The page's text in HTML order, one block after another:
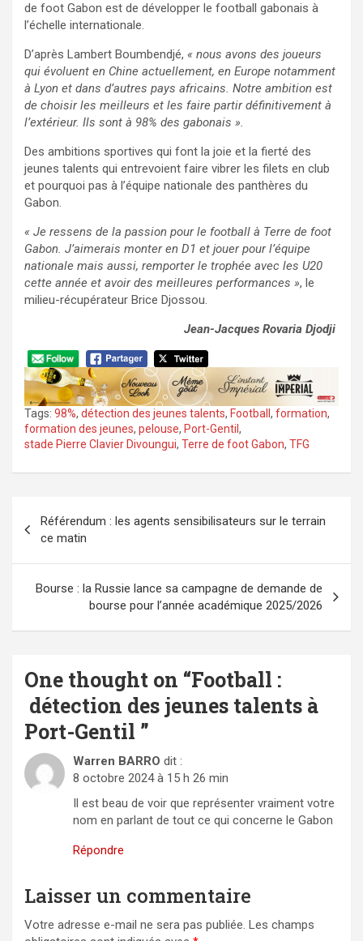
de foot Gabon est de développer le football gabonais à
l’échelle internationale.
D’après Lambert Boumbendjé, « nous avons des joueurs
qui évoluent en Chine actuellement, en Europe notamment
à Lyon et dans d’autres pays africains. Notre ambition est
de choisir les meilleurs et les faire partir définitivement à
l’extérieur. Ils sont à 98% des gabonais ».
Des ambitions sportives qui font la joie et la fierté des
jeunes talents qui entrevoient faire vibrer les filets en club
et pourquoi pas à l’équipe nationale des panthères du
Gabon.
« Je ressens de la passion pour le football à Terre de foot
Gabon. J’aimerais monter en D1 et jouer pour l’équipe
nationale mais aussi, remporter le trophée avec les U20
cette année et avoir des meilleures performances », le
milieu-récupérateur Brice Djossou.
Jean-Jacques Rovaria Djodji
Tags: 98%, détection des jeunes talents, Football , formation,
formation des jeunes, pelouse, Port-Gentil ,
stade Pierre Clavier Divoungui, Terre de foot Gabon, TFG
de
l’article
Référendum : les agents sensibilisateurs sur le terrain
ce matin
Bourse : la Russie lance sa campagne de demande de
bourse pour l’année académique 2025/2026
One thought on “Football :
détection des jeunes talents à
Port-Gentil ”
Warren BARRO dit :
8 octobre 2024 à 15 h 26 min
Il est beau de voir que représenter vraiment votre
nom en parlant de tout ce qui concerne le Gabon
Répondre
Laisser un commentaire
Votre adresse e-mail ne sera pas publiée. Les champs